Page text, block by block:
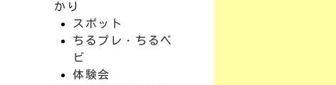
かり
スポット
ちるプレ・ちるベ
ビ
体験会